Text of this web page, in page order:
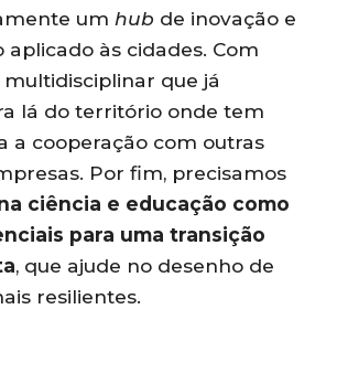
um hub de inovação e
aplicado às cidades. Com
que já
lá do território onde tem
a cooperação com outras
Por fim, precisamos
ciência e educação como
para uma transição
, que ajude no desenho de
resilientes.